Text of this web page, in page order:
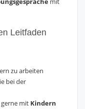
Leitfaden
zu arbeiten
bei der
mit Kindern